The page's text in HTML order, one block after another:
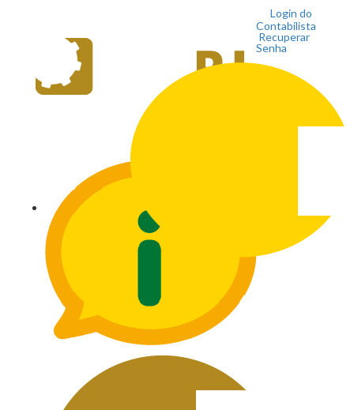
Login do
Contabilista
Recuperar
Senha